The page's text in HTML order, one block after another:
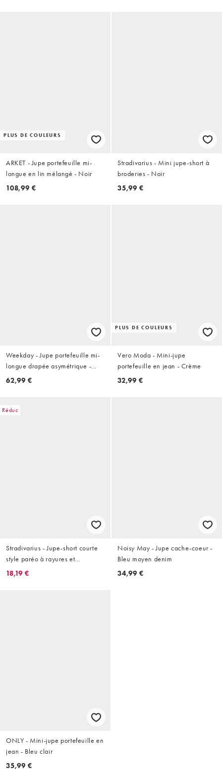
PLUS DE COULEURS
ARKET - Jupe portefeuille mi-
longue en lin mélangé - Noir
108,99 €
Stradivarius - Mini jupe-short à
broderies - Noir
35,99 €
Weekday - Jupe portefeuille mi-
longue drapée asymétrique -
Noir
62,99 €
PLUS DE COULEURS
Vero Moda - Mini-jupe
portefeuille en jean - Crème
32,99 €
Réduc
Stradivarius - Jupe-short courte
style paréo à rayures et
broderies - Rose chewing-gum
18,19 €
Noisy May - Jupe cache-coeur -
Bleu moyen denim
34,99 €
ONLY - Mini-jupe portefeuille en
jean - Bleu clair
35,99 €